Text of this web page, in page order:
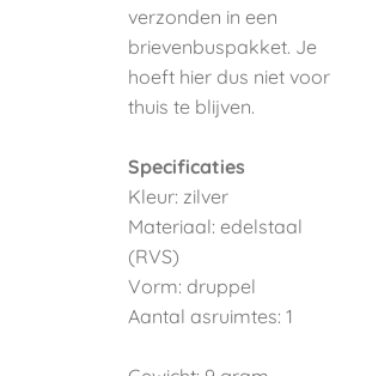
verzonden in een
brievenbuspakket. Je
hoeft hier dus niet voor
thuis te blijven.
Specificaties
Kleur: zilver
Materiaal: edelstaal
(RVS)
Vorm: druppel
Aantal asruimtes: 1